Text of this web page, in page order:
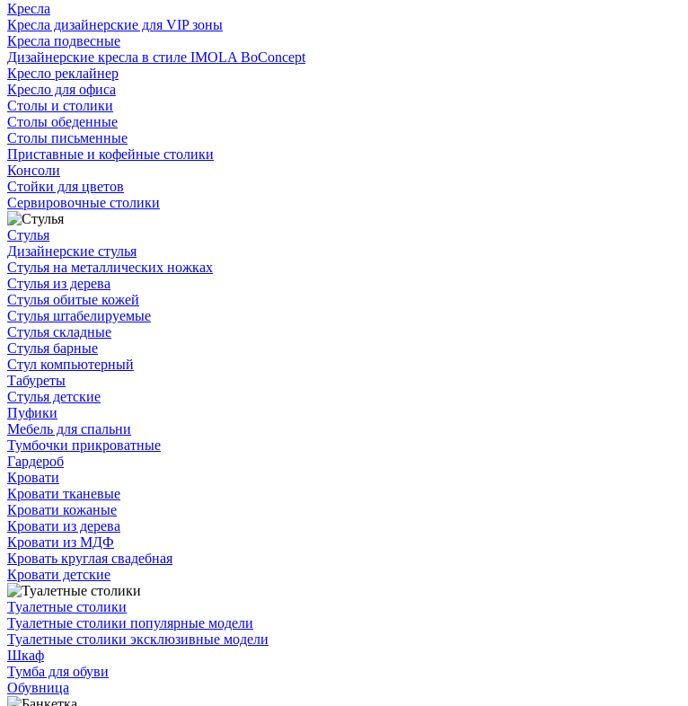
Кресла
Кресла дизайнерские для VIP зоны
Кресла подвесные
Дизайнерские кресла в стиле IMOLA BoConcept
Кресло реклайнер
Кресло для офиса
Столы и столики
Столы обеденные
Столы письменные
Приставные и кофейные столики
Консоли
Стойки для цветов
Сервировочные столики
Стулья
Дизайнерские стулья
Стулья на металлических ножках
Стулья из дерева
Стулья обитые кожей
Стулья штабелируемые
Стулья складные
Стулья барные
Стул компьютерный
Табуреты
Стулья детские
Пуфики
Мебель для спальни
Тумбочки прикроватные
Гардероб
Кровати
Кровати тканевые
Кровати кожаные
Кровати из дерева
Кровати из МДФ
Кровать круглая свадебная
Кровати детские
Туалетные столики
Туалетные столики популярные модели
Туалетные столики эксклюзивные модели
Шкаф
Тумба для обуви
Обувница